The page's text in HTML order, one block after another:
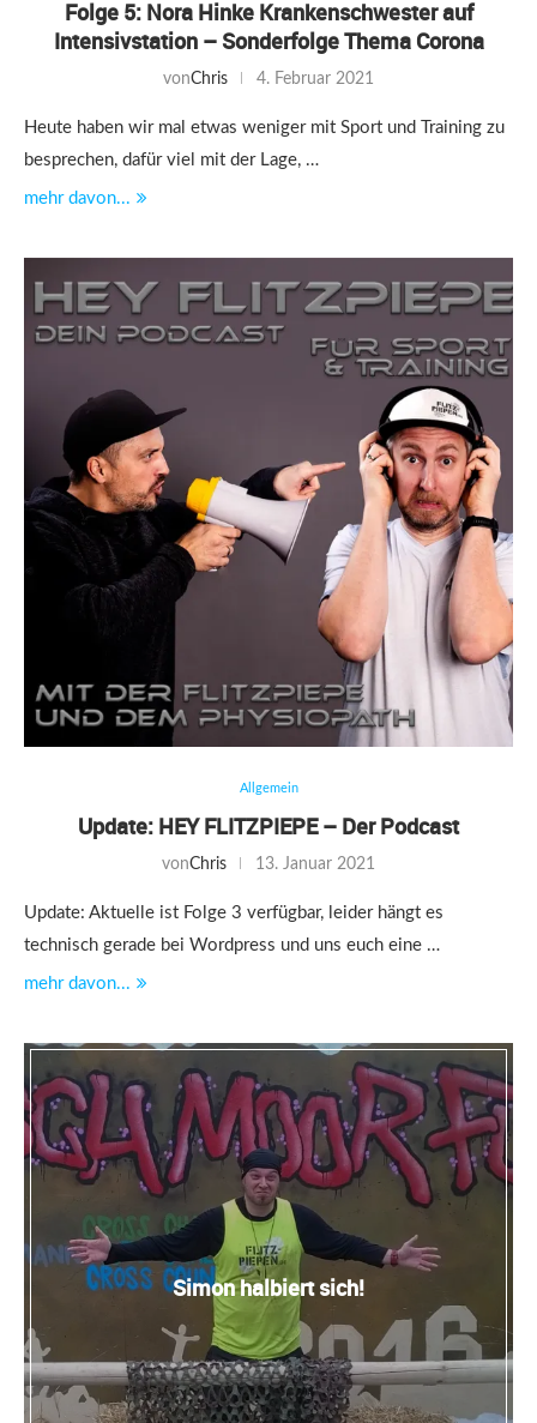
Folge 5: Nora Hinke Krankenschwester auf
Intensivstation – Sonderfolge Thema Corona
vonChris 4. Februar 2021
Heute haben wir mal etwas weniger mit Sport und Training zu
besprechen, dafür viel mit der Lage, …
mehr davon...
Allgemein
Update: HEY FLITZPIEPE – Der Podcast
vonChris 13. Januar 2021
Update: Aktuelle ist Folge 3 verfügbar, leider hängt es
technisch gerade bei Wordpress und uns euch eine …
mehr davon...
Simon halbiert sich!